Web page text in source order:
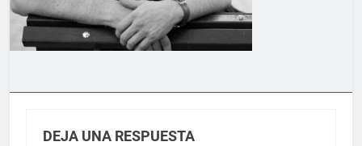
DEJA UNA RESPUESTA